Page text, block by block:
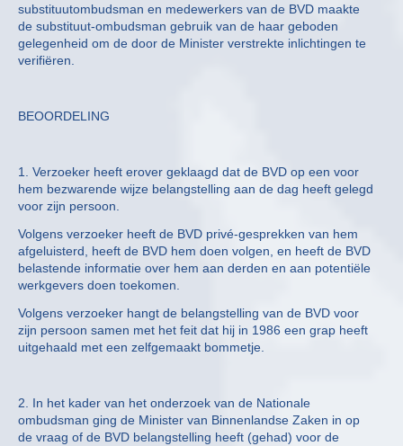
substituutombudsman en medewerkers van de BVD maakte
de substituut-ombudsman gebruik van de haar geboden
gelegenheid om de door de Minister verstrekte inlichtingen te
verifiëren.
BEOORDELING
1. Verzoeker heeft erover geklaagd dat de BVD op een voor
hem bezwarende wijze belangstelling aan de dag heeft gelegd
voor zijn persoon.
Volgens verzoeker heeft de BVD privé-gesprekken van hem
afgeluisterd, heeft de BVD hem doen volgen, en heeft de BVD
belastende informatie over hem aan derden en aan potentiële
werkgevers doen toekomen.
Volgens verzoeker hangt de belangstelling van de BVD voor
zijn persoon samen met het feit dat hij in 1986 een grap heeft
uitgehaald met een zelfgemaakt bommetje.
2. In het kader van het onderzoek van de Nationale
ombudsman ging de Minister van Binnenlandse Zaken in op
de vraag of de BVD belangstelling heeft (gehad) voor de